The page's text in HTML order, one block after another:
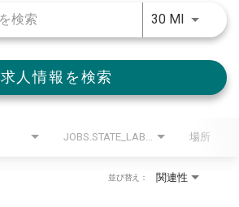
30 MI
求人情報を検索
場所
関連性
並び替え：